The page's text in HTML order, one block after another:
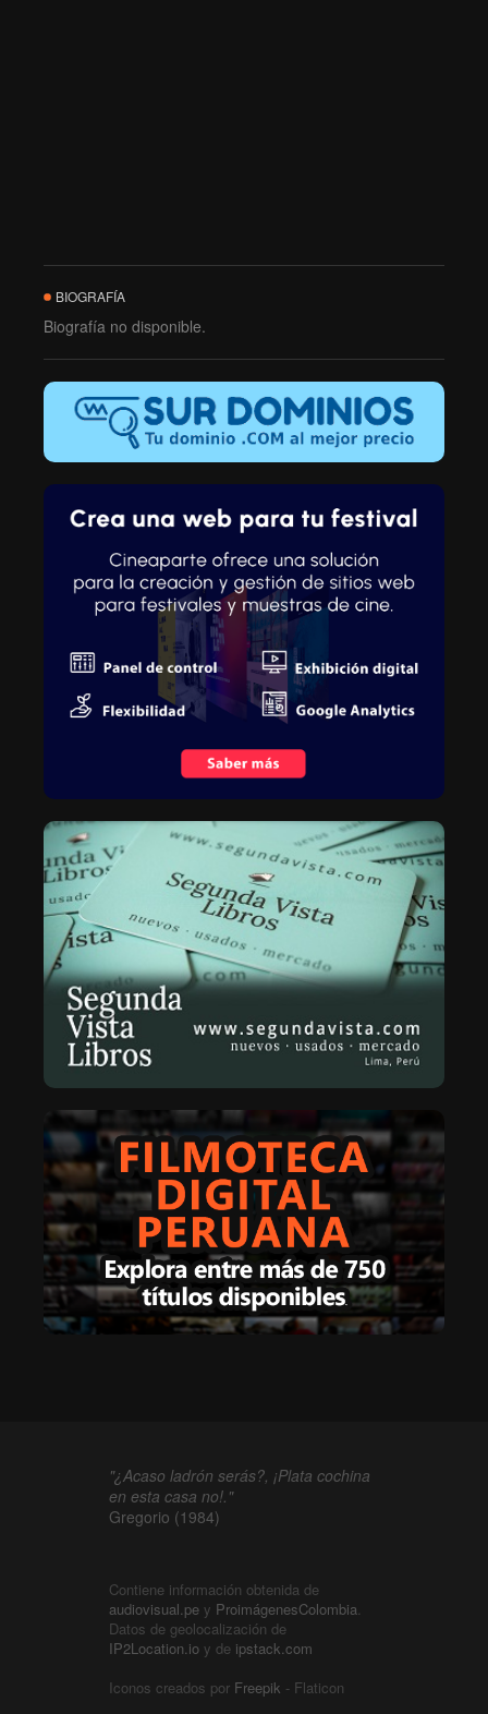
BIOGRAFÍA
Biografía no disponible.
"¿Acaso ladrón serás?, ¡Plata cochina
en esta casa no!."
Gregorio (1984)
Contiene información obtenida de
audiovisual.pe y ProimágenesColombia.
Datos de geolocalización de
IP2Location.io y de ipstack.com
Iconos creados por Freepik - Flaticon